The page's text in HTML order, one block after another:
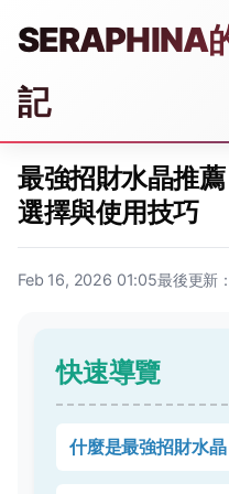
SERAPHINA
記
最強招財水晶推
選擇與使用技巧
Feb 16, 2026 01:05最後更新
快速導覽
什麼是最強招財水